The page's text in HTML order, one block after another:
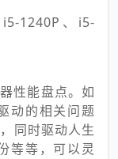
1240P、i5-
性能盘点。如
动的相关问题
同时驱动人生
等等，可以灵